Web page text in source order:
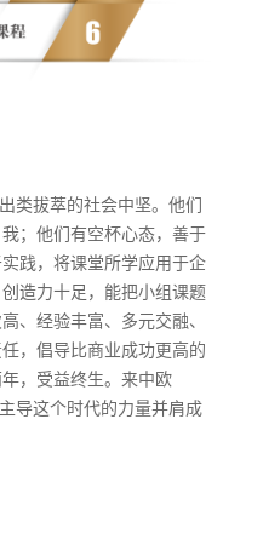
类拔萃的社会中坚。他们
；他们有空杯心态，善于
践，将课堂所学应用于企
造力十足，能把小组课题
、经验丰富、多元交融、
，倡导比商业成功更高的
，受益终生。来中欧
导这个时代的力量并肩成